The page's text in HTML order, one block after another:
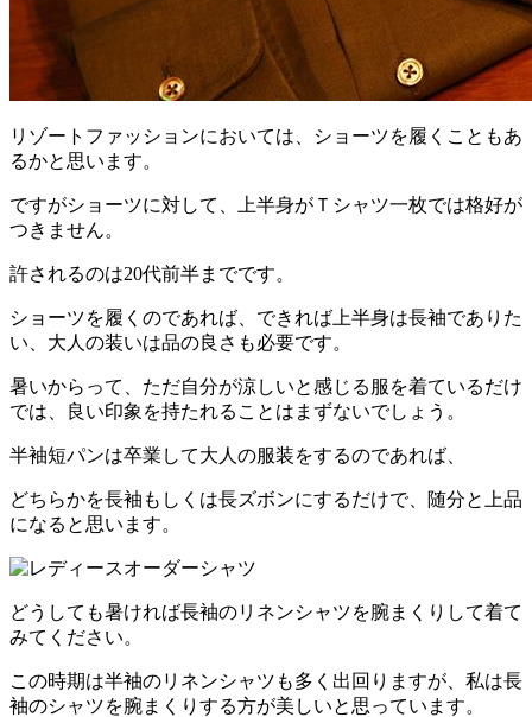
リゾートファッションにおいては、ショーツを履くこともあ
るかと思います。
ですがショーツに対して、上半身がＴシャツ一枚では格好が
つきません。
許されるのは20代前半までです。
ショーツを履くのであれば、できれば上半身は長袖でありた
い、大人の装いは品の良さも必要です。
暑いからって、ただ自分が涼しいと感じる服を着ているだけ
では、良い印象を持たれることはまずないでしょう。
半袖短パンは卒業して大人の服装をするのであれば、
どちらかを長袖もしくは長ズボンにするだけで、随分と上品
になると思います。
どうしても暑ければ長袖のリネンシャツを腕まくりして着て
みてください。
この時期は半袖のリネンシャツも多く出回りますが、私は長
袖のシャツを腕まくりする方が美しいと思っています。